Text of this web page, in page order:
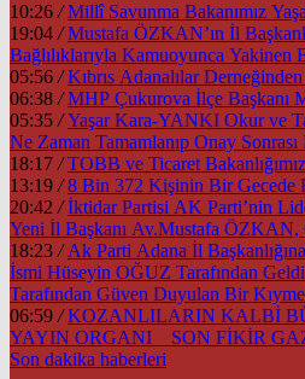
10:26 / Millî Savunma Bakanımız
19:04 / Mustafa ÖZKAN’ın İl
Bağlılıklarıyla Kamuoyunca
05:56 / Kıbrıs Adanalılar
06:38 / MHP Çukurova İlçe Başkanı
05:35 / Yaşar Kara-YANKI Okur ve
Ne Zaman Tamamlanıp Onay
18:17 /
13:19 / 8 Bin 372 Kişinin Bir Gecede
20:42 / İktidar Partisi AK Parti’nin
Yeni İl Başkanı Av.Mustafa ÖZKAN,
18:23 / Ak Parti Adana İl
İsmi Hüseyin OĞUZ Tarafından
Tarafından Güven Duyulan Bir
06:59 / KOZANLILARIN KALBİ
YAYIN ORGANI SON FİKİR
Son dakika haberleri